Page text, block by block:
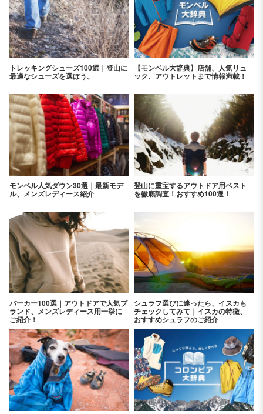
トレッキングシューズ100選｜登山に
最適なシューズを選ぼう。
【モンベル大辞典】店舗、人気リュ
ック、アウトレットまで情報満載！
モンベル人気ダウン30選｜最新モデ
ル、メンズレディース紹介
登山に重宝するアウトドア用ベスト
を徹底調査！おすすめ100選！
パーカー100選｜アウトドアで人気ブ
ランド、メンズレディース用一挙に
ご紹介！
シュラフ選びに迷ったら、イスカも
チェックしてみて｜イスカの特徴、
おすすめシュラフのご紹介